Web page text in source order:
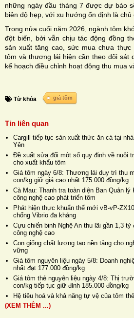
những ngày đầu tháng 7 được dự báo
biên độ hẹp, với xu hướng ổn định là chủ
Trong nửa cuối năm 2026, ngành tôm
đột biến, bởi vẫn chịu tác động đồng
sản xuất tăng cao, sức mua chưa
tôm và thương lái hiện cần theo dõi sát
kế hoạch điều chỉnh hoạt động thu mua
Từ khóa giá tôm
Tin liên quan
Cargill tiếp tục sản xuất thức ăn cá tại
Yên
Đề xuất sửa đổi một số quy định về nuôi
cho xuất khẩu tôm
Giá tôm ngày 6/8: Thương lái duy trì thu
con/kg giữ giá cao nhất 175.000 đồng/kg
Cà Mau: Thanh tra toàn diện Ban Quản lý
công nghệ cao phát triển tôm
Phát hiện thực khuẩn thể mới vB-vP-
chống Vibrio đa kháng
Cựu chiến binh Nghệ An thu lãi gần 1,3
công nghệ cao
Con giống chất lượng tạo nền tảng cho
vững
Giá tôm nguyên liệu ngày 5/8: Doanh
nhất đạt 177.000 đồng/kg
Giá tôm thẻ nguyên liệu ngày 4/8: Thị
con/kg tiếp tục giữ đỉnh 185.000 đồng/kg
Hệ tiêu hoá và khả năng tự vệ của tôm
(XEM THÊM ...)